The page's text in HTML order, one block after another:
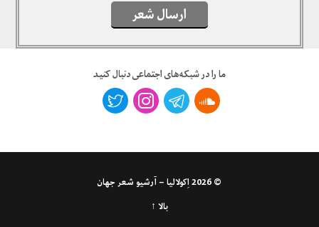
ارسال شعر
ما را در شبکه‌های اجتماعی دنبال کنید
© 2026
اِکولالیا – آرشیو شعر جهان
بالا ↑